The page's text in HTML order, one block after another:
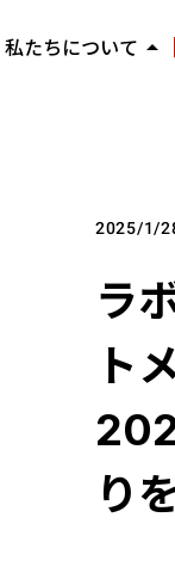
私たちについて arrow_drop_up
2025/1/
ラ
ト
り